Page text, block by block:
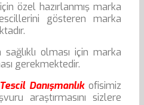
özel hazırlanmış marka
gösteren marka
olması için marka
gerekmektedir.
Danışmanlık ofisimiz
araştırmasını sizlere